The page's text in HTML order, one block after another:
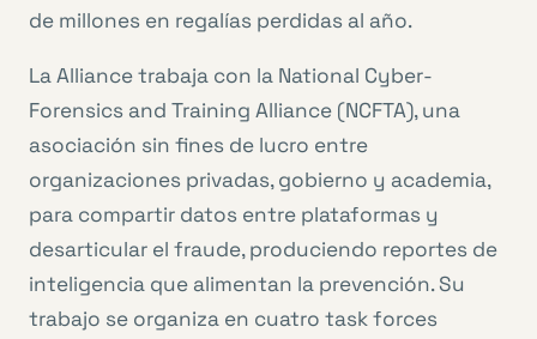
de millones en regalías perdidas al año.
La Alliance trabaja con la National Cyber-
Forensics and Training Alliance (NCFTA), una
asociación sin fines de lucro entre
organizaciones privadas, gobierno y academia,
para compartir datos entre plataformas y
desarticular el fraude, produciendo reportes de
inteligencia que alimentan la prevención. Su
trabajo se organiza en cuatro task forces